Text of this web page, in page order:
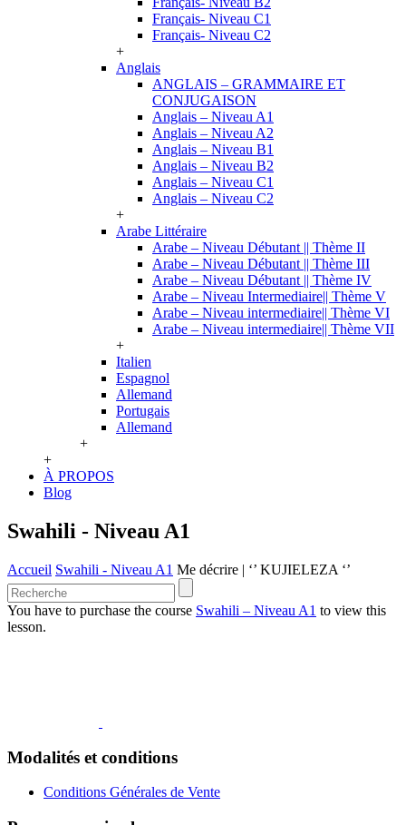
Français- Niveau C1
Français- Niveau C2
+
Anglais
ANGLAIS – GRAMMAIRE ET
CONJUGAISON
Anglais – Niveau A1
Anglais – Niveau A2
Anglais – Niveau B1
Anglais – Niveau B2
Anglais – Niveau C1
Anglais – Niveau C2
+
Arabe Littéraire
Arabe – Niveau Débutant || Thème II
Arabe – Niveau Débutant || Thème III
Arabe – Niveau Débutant || Thème IV
Arabe – Niveau Intermediaire|| Thème V
Arabe – Niveau intermediaire|| Thème VI
Arabe – Niveau intermediaire|| Thème VII
+
Italien
Espagnol
Allemand
Portugais
Allemand
+
+
À PROPOS
Blog
Swahili - Niveau A1
Accueil Swahili - Niveau A1 Me décrire | ‘’ KUJIELEZA ‘’
You have to purchase the course Swahili – Niveau A1 to view this
lesson.
Modalités et conditions
Conditions Générales de Vente